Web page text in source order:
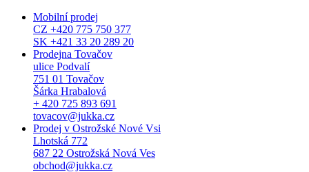
Mobilní prodej
CZ +420 775 750 377
SK +421 33 20 289 20
Prodejna Tovačov
ulice Podvalí
751 01 Tovačov
Šárka Hrabalová
+ 420 725 893 691
tovacov@jukka.cz
Prodej v Ostrožské Nové Vsi
Lhotská 772
687 22 Ostrožská Nová Ves
obchod@jukka.cz